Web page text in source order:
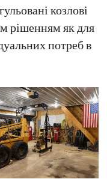
козлові
рішенням як для
потреб в